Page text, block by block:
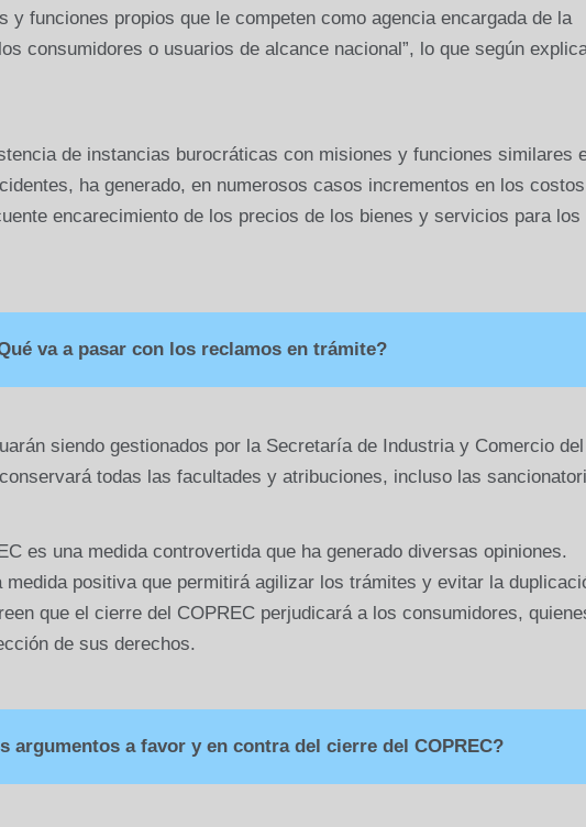
y funciones propios que le competen como agencia encargada de la
consumidores o usuarios de alcance nacional”, lo que según
de instancias burocráticas con misiones y funciones similares
ha generado, en numerosos casos incrementos en los
encarecimiento de los precios de los bienes y servicios para los
va a pasar con los reclamos en trámite?
siendo gestionados por la Secretaría de Industria y Comercio del
todas las facultades y atribuciones, incluso las
es una medida controvertida que ha generado diversas opiniones.
medida positiva que permitirá agilizar los trámites y evitar la
que el cierre del COPREC perjudicará a los consumidores,
de sus derechos.
argumentos a favor y en contra del cierre del COPREC?